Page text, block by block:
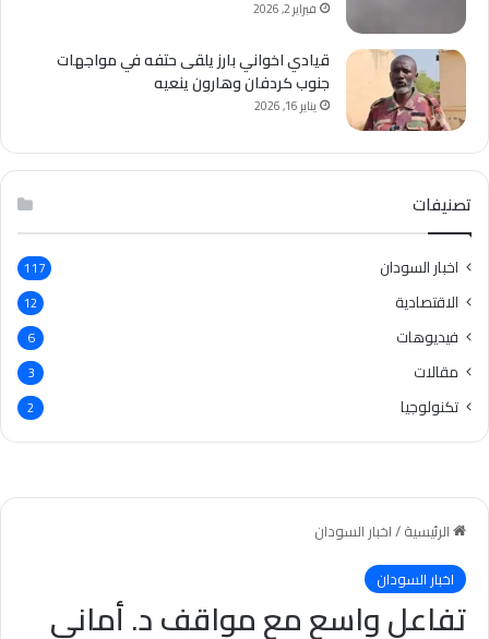
فبراير 2, 2026
قيادي اخواني بارز يلقى حتفه في مواجهات
جنوب كردفان وهارون ينعيه
يناير 16, 2026
تصنيفات
اخبار السودان 117
الاقتصادية 12
فيديوهات 6
مقالات 3
تكنولوجيا 2